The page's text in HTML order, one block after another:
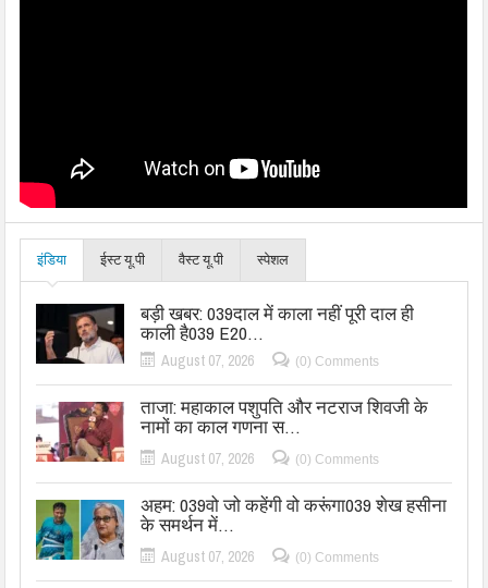
इंडिया ईस्ट यू.पी वैस्ट यू.पी स्पेशल
बड़ी खबर: 039दाल में काला नहीं पूरी दाल ही
काली है039 E20…
August 07, 2026 (0) Comments
ताजा: महाकाल पशुपति और नटराज शिवजी के
नामों का काल गणना स…
August 07, 2026 (0) Comments
अहम: 039वो जो कहेंगी वो करूंगा039 शेख हसीना
के समर्थन में…
August 07, 2026 (0) Comments